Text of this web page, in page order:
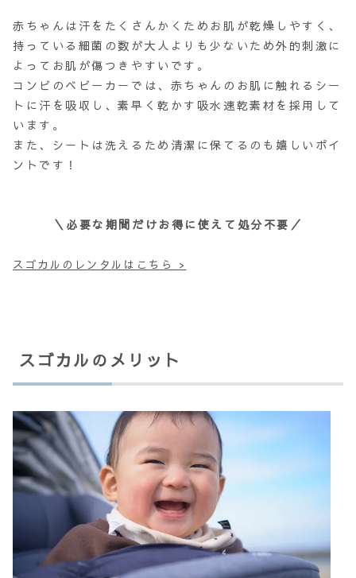
赤ちゃんは汗をたくさんかくためお肌が乾燥しやすく、
持っている細菌の数が大人よりも少ないため外的刺激に
よってお肌が傷つきやすいです。
コンビのベビーカーでは、赤ちゃんのお肌に触れるシー
トに汗を吸収し、素早く乾かす吸水速乾素材を採用して
います。
また、シートは洗えるため清潔に保てるのも嬉しいポイ
ントです！
＼必要な期間だけお得に使えて処分不要／
スゴカルのレンタルはこちら >
スゴカルのメリット